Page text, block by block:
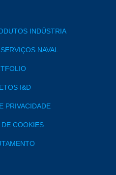
INDÚSTRIA
NAVAL
I&D
PRIVACIDADE
COOKIES